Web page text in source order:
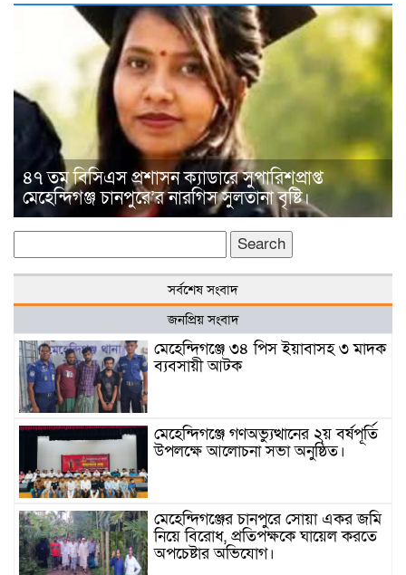
৪৭ তম বিসিএস প্রশাসন ক্যাডারে সুপারিশপ্রাপ্ত
মেহেন্দিগঞ্জ চানপুরে’র নারগিস সুলতানা বৃষ্টি।
for:
সর্বশেষ সংবাদ
জনপ্রিয় সংবাদ
মেহেন্দিগঞ্জে ৩৪ পিস ইয়াবাসহ ৩ মাদক
ব্যবসায়ী আটক
মেহেন্দিগঞ্জে গণঅভ্যুত্থানের ২য় বর্ষপূর্তি
উপলক্ষে আলোচনা সভা অনুষ্ঠিত।
মেহেন্দিগঞ্জের চানপুরে সোয়া একর জমি
নিয়ে বিরোধ, প্রতিপক্ষকে ঘায়েল করতে
অপচেষ্টার অভিযোগ।